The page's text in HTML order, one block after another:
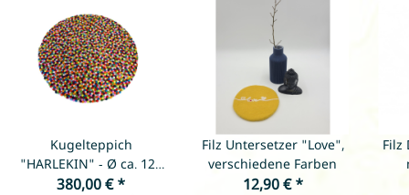
Kugelteppich
"HARLEKIN" - Ø ca. 120
cm
380,00 €*
Filz Untersetzer "Love",
verschiedene Farben
12,90 €*
Filz